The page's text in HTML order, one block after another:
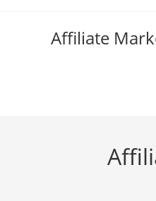
Affiliate